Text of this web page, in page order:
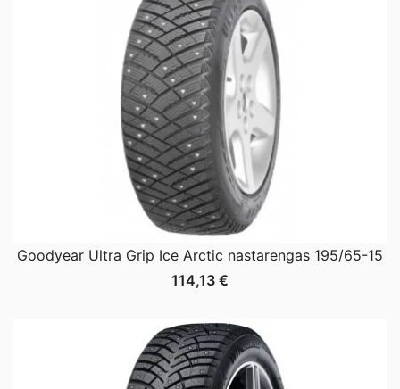
Goodyear Ultra Grip Ice Arctic nastarengas 195/65-15
114,13 €